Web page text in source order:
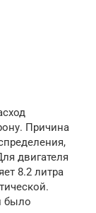
Причина
двигателя
8.2 литра
было